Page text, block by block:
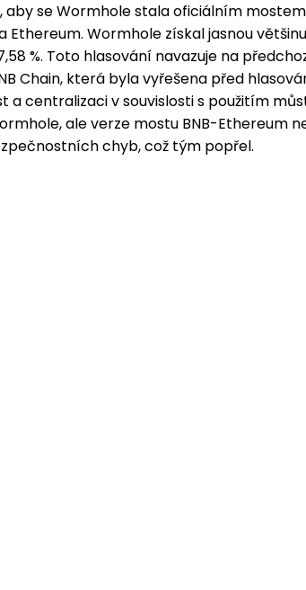
aby se Wormhole stala oficiálním
Wormhole získal jasnou většinu
%. Toto hlasování navazuje na
Chain, která byla vyřešena před
centralizaci v souvislosti s použitím
ale verze mostu BNB-Ethereum
chyb, což tým popřel.